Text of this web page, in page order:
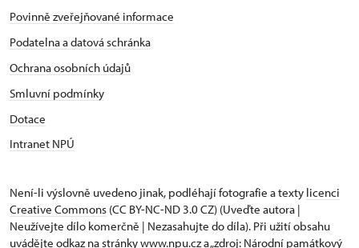
Povinně zveřejňované informace
Podatelna a datová schránka
Ochrana osobních údajů
Smluvní podmínky
Dotace
Intranet NPÚ
Není-li výslovně uvedeno jinak, podléhají fotografie a texty licenci
Creative Commons (CC BY-NC-ND 3.0 CZ) (Uveďte autora |
Neužívejte dílo komerčně | Nezasahujte do díla). Při užití obsahu
uvádějte odkaz na stránky www.npu.cz a „zdroj: Národní památkový